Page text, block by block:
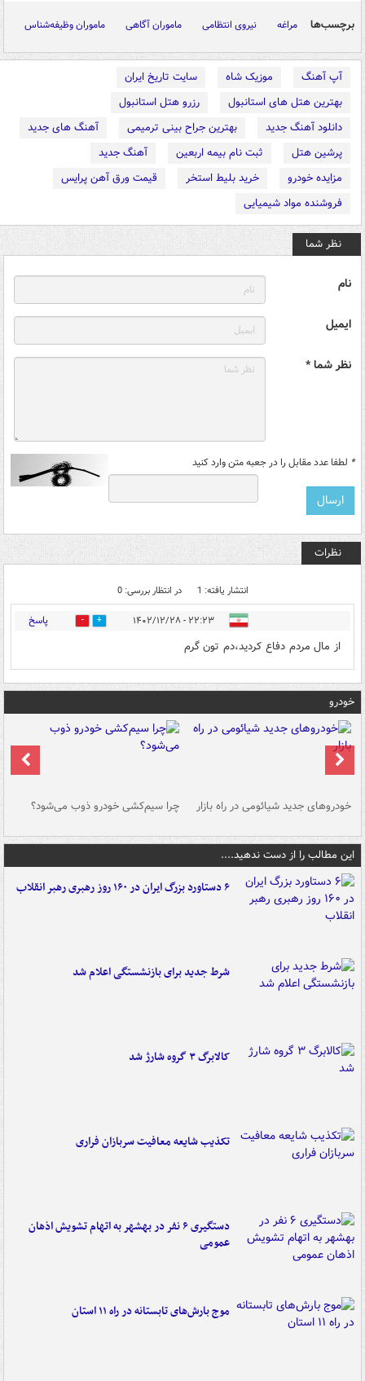
برچسب‌ها مراغه نیروی انتظامی ماموران آگاهی ماموران وظیفه‌شناس
آپ آهنگ موزیک شاه
سایت تاریخ ایران
بهترین هتل های استانبول
رزرو هتل استانبول
دانلود آهنگ جدید
بهترین جراح بینی ترمیمی
آهنگ های جدید
پرشین هتل
ثبت نام بیمه اربعین
آهنگ جدید
مزایده خودرو
خرید بلیط استخر
قیمت ورق آهن پرایس
فروشنده مواد شیمیایی
نظر شما
نام
ایمیل
نظر شما *
* لطفا عدد مقابل را در جعبه متن وارد کنید
نظرات
انتشار یافته: 1 در انتظار بررسی: 0
۲۲:۲۳ - ۱۴۰۲/۱۲/۲۸ 0 پاسخ
از مال مردم دفاع کردید،دم تون گرم
خودرو
خودروهای جدید شیائومی در راه بازار چرا سیم‌کشی خودرو ذوب می‌شود؟
این مطالب را از دست ندهید....
۶ دستاورد بزرگ ایران در ۱۶۰ روز رهبری رهبر انقلاب
شرط جدید برای بازنشستگی اعلام شد
کالابرگ ۳ گروه شارژ شد
تکذیب شایعه معافیت سربازان فراری
دستگیری ۶ نفر در بهشهر به اتهام تشویش اذهان
عمومی
موج بارش‌های تابستانه در راه ۱۱ استان